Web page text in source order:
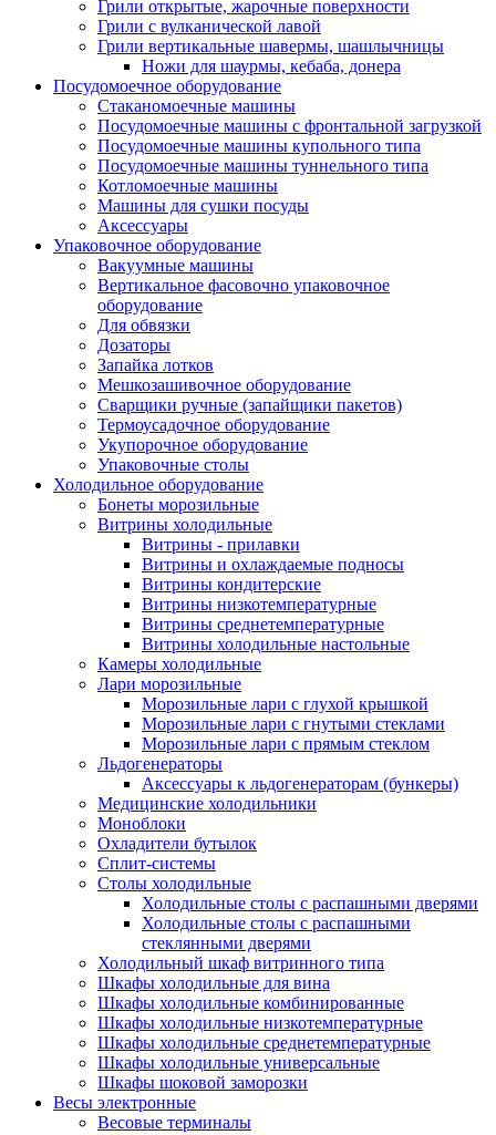
Грили открытые, жарочные поверхности
Грили с вулканической лавой
Грили вертикальные шавермы, шашлычницы
Ножи для шаурмы, кебаба, донера
Посудомоечное оборудование
Стаканомоечные машины
Посудомоечные машины с фронтальной загрузкой
Посудомоечные машины купольного типа
Посудомоечные машины туннельного типа
Котломоечные машины
Машины для сушки посуды
Аксессуары
Упаковочное оборудование
Вакуумные машины
Вертикальное фасовочно упаковочное
оборудование
Для обвязки
Дозаторы
Запайка лотков
Мешкозашивочное оборудование
Сварщики ручные (запайщики пакетов)
Термоусадочное оборудование
Укупорочное оборудование
Упаковочные столы
Холодильное оборудование
Бонеты морозильные
Витрины холодильные
Витрины - прилавки
Витрины и охлаждаемые подносы
Витрины кондитерские
Витрины низкотемпературные
Витрины среднетемпературные
Витрины холодильные настольные
Камеры холодильные
Лари морозильные
Морозильные лари с глухой крышкой
Морозильные лари с гнутыми стеклами
Морозильные лари с прямым стеклом
Льдогенераторы
Аксессуары к льдогенераторам (бункеры)
Медицинские холодильники
Моноблоки
Охладители бутылок
Сплит-системы
Столы холодильные
Холодильные столы с распашными дверями
Холодильные столы с распашными
стеклянными дверями
Холодильный шкаф витринного типа
Шкафы холодильные для вина
Шкафы холодильные комбинированные
Шкафы холодильные низкотемпературные
Шкафы холодильные среднетемпературные
Шкафы холодильные универсальные
Шкафы шоковой заморозки
Весы электронные
Весовые терминалы